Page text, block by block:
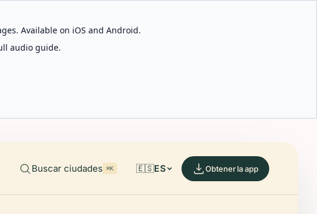
Available on iOS and Android.
audio guide.
Buscar ciudades ⌘K 🇪🇸ES Obtener la app